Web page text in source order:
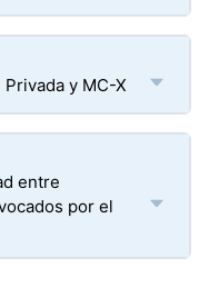
y MC-X
entre
por el